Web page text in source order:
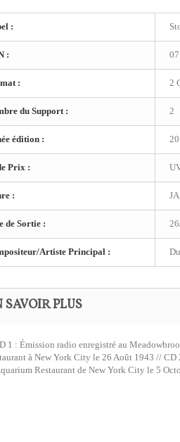
:
:
: 2
du Support : 2
édition :
Prix :
:
de Sortie :
Artiste Principal :
SAVOIR PLUS
1 : Émission radio enregistré au
à New York City le 26 Août 1943 //
Restaurant de New York City le 5